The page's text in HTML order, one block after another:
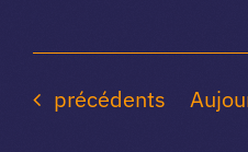
Agenda du club
précédents